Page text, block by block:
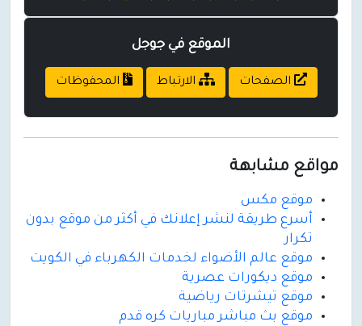
الموقع في جوجل
الصفحات الارتباط المحفوظات
مواقع مشابهة
موقع مكس
أسرع طريقة لنشر إعلانك في أكثر من موقع بدون
تكرار
موقع عالم الأضواء لخدمات الكهرباء في الكويت
موقع ديكورات عصرية
موقع تيشرتات رياضية
موقع بث مباشر مباريات كره قدم